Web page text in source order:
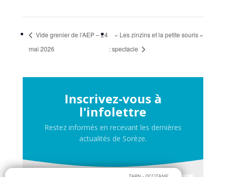
Vide grenier de l’AEP – 24
mai 2026
« Les zinzins et la petite souris »
: spectacle
Inscrivez-vous à
l'infolettre
Restez informés en recevant les dernières
actualités de Sorèze.